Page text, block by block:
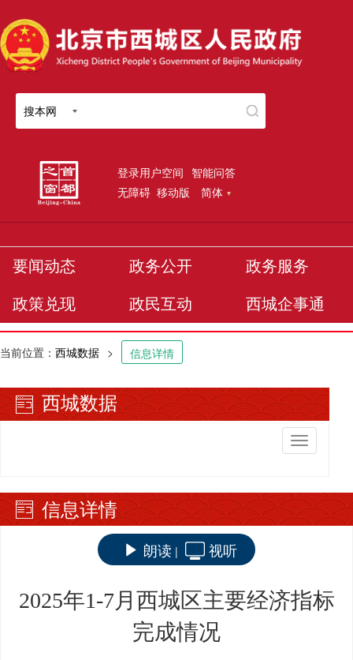
搜本网
登录用户空间 智能问答
无障碍 移动版 简体
要闻动态 政务公开 政务服务
政策兑现 政民互动 西城企事通
当前位置： 西城数据 > 信息详情
西城数据
切
换
航
信息详情
朗读 | 视听
2025年1-7月西城区主要经济指标
完成情况